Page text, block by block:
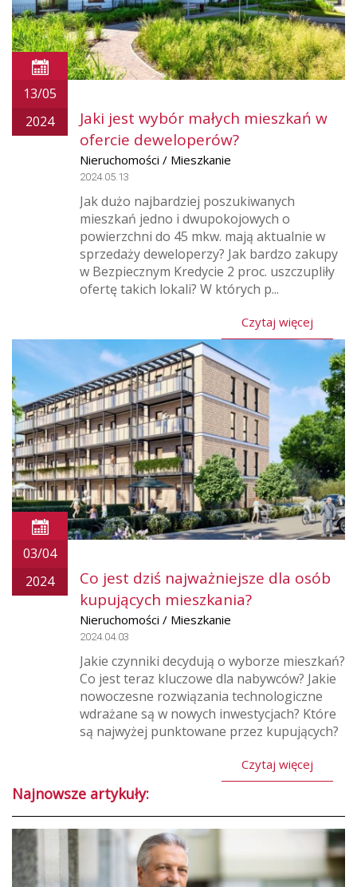
13/05
2024
Jaki jest wybór małych mieszkań w
ofercie deweloperów?
Nieruchomości / Mieszkanie
2024.05.13
Jak dużo najbardziej poszukiwanych
mieszkań jedno i dwupokojowych o
powierzchni do 45 mkw. mają aktualnie w
sprzedaży deweloperzy? Jak bardzo zakupy
w Bezpiecznym Kredycie 2 proc. uszczupliły
ofertę takich lokali? W których p...
Czytaj więcej
03/04
2024
Co jest dziś najważniejsze dla osób
kupujących mieszkania?
Nieruchomości / Mieszkanie
2024.04.03
Jakie czynniki decydują o wyborze mieszkań?
Co jest teraz kluczowe dla nabywców? Jakie
nowoczesne rozwiązania technologiczne
wdrażane są w nowych inwestycjach? Które
są najwyżej punktowane przez kupujących?
Czytaj więcej
Najnowsze artykuły: